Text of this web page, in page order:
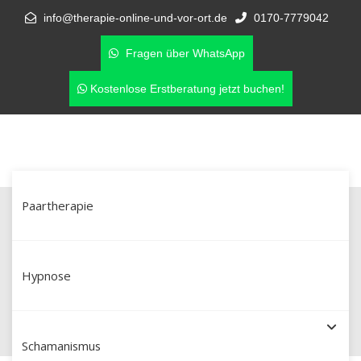
info@therapie-online-und-vor-ort.de 0170-7779042
Fragen über WhatsApp
Kostenlose Erstberatung jetzt buchen!
Paartherapie
Hypnose
Schamanismus
Unterstützung bei Eifersucht &